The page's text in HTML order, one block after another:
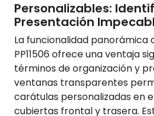
Personalizables:
Presentación
La funcionalidad panorámica
PP11506 ofrece una ventaja
términos de organización y
ventanas transparentes
carátulas personalizadas en
cubiertas frontal y trasera.